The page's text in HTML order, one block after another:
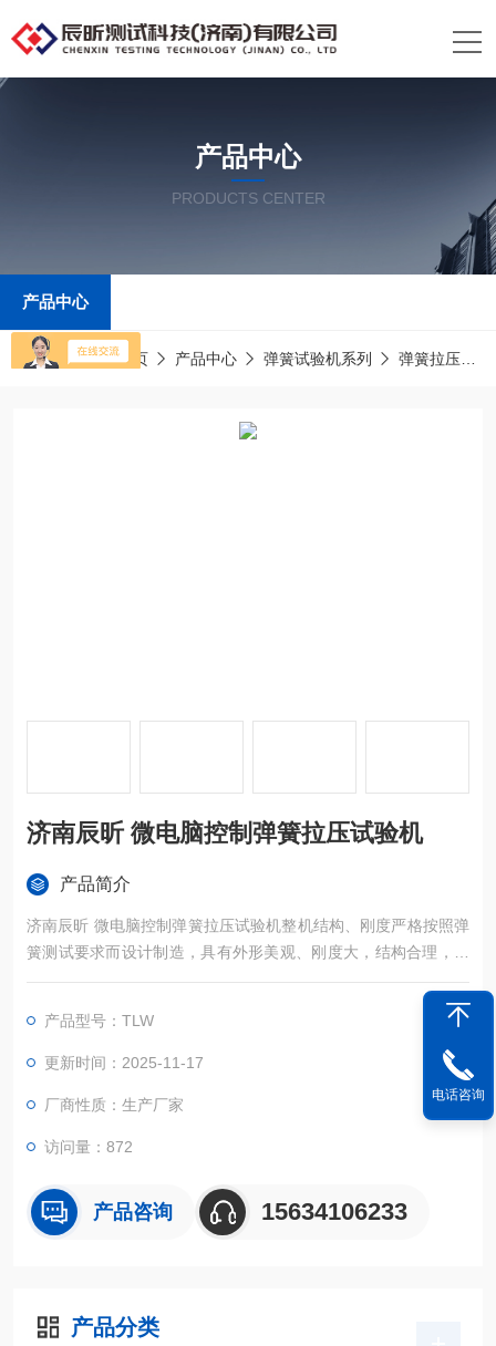
产品中心
PRODUCTS CENTER
产品中心
当前位置：首页 产品中心 弹簧试验机系列 弹簧拉压试验机
济南辰昕 微电脑控制弹簧拉压试验机
产品简介
济南辰昕 微电脑控制弹簧拉压试验机整机结构、刚度严格按照弹
簧测试要求而设计制造，具有外形美观、刚度大，结构合理，试
验方便、便于维护等特点；不同于国内厂商的普通的电子拉力试
验机机型，同时机械部件的加工精度也远远高于电子拉力试验
机。
产品型号：TLW
更新时间：2025-11-17
厂商性质：生产厂家
访问量：872
产品咨询 15634106233
产品分类
电话咨询